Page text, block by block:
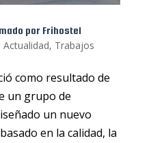
por Frihostel
Actualidad, Trabajos
como resultado de
un grupo de
un nuevo
en la calidad, la